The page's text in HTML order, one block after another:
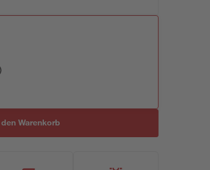
den Warenkorb